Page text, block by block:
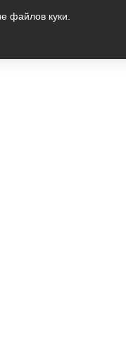
файлов куки.